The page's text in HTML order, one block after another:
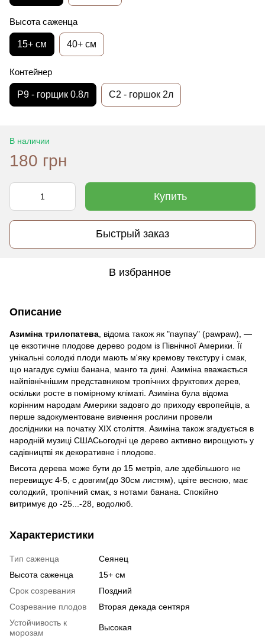
Высота саженца
15+ см 40+ см
Контейнер
Р9 - горщик 0.8л C2 - горшок 2л
В наличии
180 грн
Купить
Быстрый заказ
В избранное
Описание
Азиміна трилопатева , відома також як "паупау" (pawpaw), —
це екзотичне плодове дерево родом із Північної Америки. Її
унікальні солодкі плоди мають м'яку кремову текстуру і смак,
що нагадує суміш банана, манго та дині. Азиміна вважається
найпівнічнішим представником тропічних фруктових дерев,
оскільки росте в помірному кліматі. Азиміна була відома
корінним народам Америки задовго до приходу європейців, а
перше задокументоване вивчення рослини провели
дослідники на початку XIX століття. Азиміна також згадується в
народній музиці СШАСьогодні це дерево активно вирощують у
садівництві як декоративне і плодове.
Висота дерева може бути до 15 метрів, але здебільшого не
перевищує 4-5, с довгим(до 30см листям), цвіте весною, має
солодкий, тропічний смак, з нотами банана. Спокійно
витримує до -25...-28, водолюб.
Характеристики
Тип саженца
Сеянец
Высота саженца
15+ см
Срок созревания
Поздний
Созревание плодов
Вторая декада сентяря
Устойчивость к
морозам
Высокая